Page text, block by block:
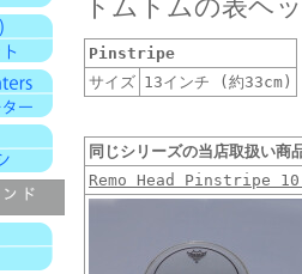
トムトムの表ヘ
Pinstripe
サイズ 13インチ (約33cm)
同じシリーズの当店取扱い商
Remo Head Pinstripe